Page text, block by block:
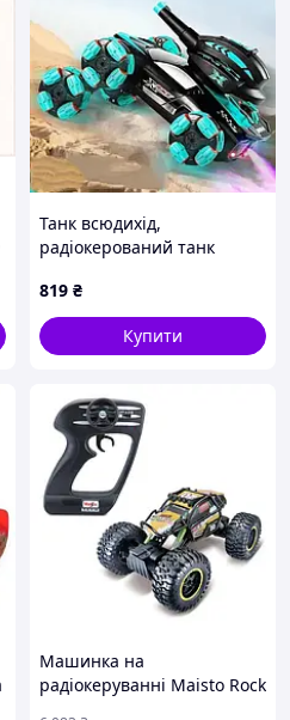
Танк всюдихід,
радіокерований танк
орбізами
819 ₴
Купити
Машинка на
радіокеруванні Maisto Rock